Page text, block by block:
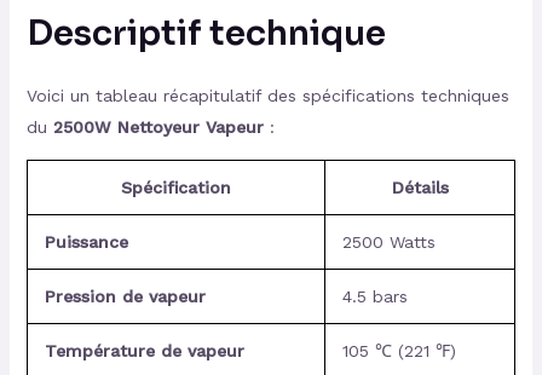
Descriptif technique
Voici un tableau récapitulatif des spécifications techniques
du 2500W Nettoyeur Vapeur:
Spécification Détails
Puissance 2500 Watts
Pression de vapeur 4.5 bars
Température de vapeur 105 ℃ (221 ℉)